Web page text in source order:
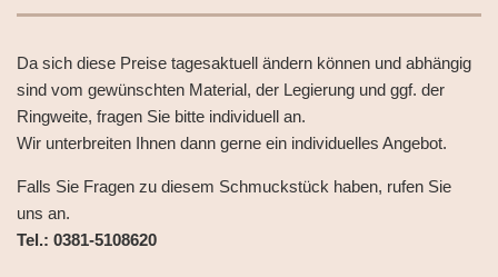
Da sich diese Preise tagesaktuell ändern können und abhängig
sind vom gewünschten Material, der Legierung und ggf. der
Ringweite, fragen Sie bitte individuell an.
Wir unterbreiten Ihnen dann gerne ein individuelles Angebot.
Falls Sie Fragen zu diesem Schmuckstück haben, rufen Sie
uns an.
Tel.: 0381-5108620